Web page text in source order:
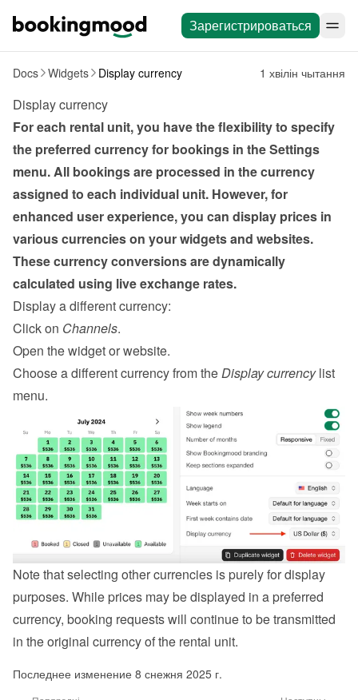
Зарегистрироваться
Docs Widgets Display currency 1 хвілін чытання
Display currency
For each rental unit, you have the flexibility to specify
the preferred currency for bookings in the Settings
menu. All bookings are processed in the currency
assigned to each individual unit. However, for
enhanced user experience, you can display prices in
various currencies on your widgets and websites.
These currency conversions are dynamically
calculated using live exchange rates.
Display a different currency:
Click on Channels.
Open the widget or website.
Choose a different currency from the Display currency list
menu.
Note that selecting other currencies is purely for display
purposes. While prices may be displayed in a preferred
currency, booking requests will continue to be transmitted
in the original currency of the rental unit.
Последнее изменение 8 снежня 2025 г.